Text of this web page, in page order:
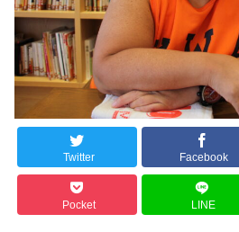
Twitter Facebook
Pocket LINE